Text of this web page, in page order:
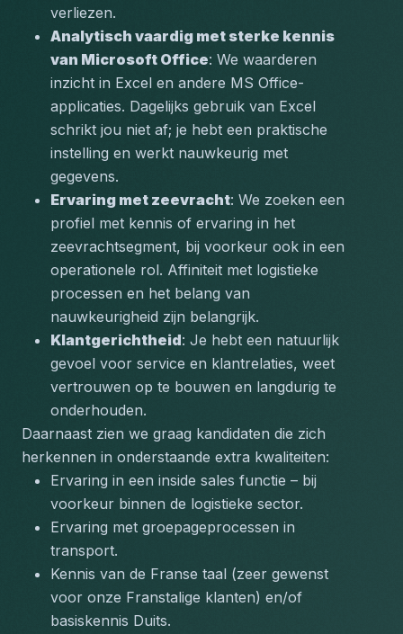
verliezen.
Analytisch vaardig met sterke kennis
van Microsoft Office: We waarderen
inzicht in Excel en andere MS Office-
applicaties. Dagelijks gebruik van Excel
schrikt jou niet af; je hebt een praktische
instelling en werkt nauwkeurig met
gegevens.
Ervaring met zeevracht: We zoeken een
profiel met kennis of ervaring in het
zeevrachtsegment, bij voorkeur ook in een
operationele rol. Affiniteit met logistieke
processen en het belang van
nauwkeurigheid zijn belangrijk.
Klantgerichtheid: Je hebt een natuurlijk
gevoel voor service en klantrelaties, weet
vertrouwen op te bouwen en langdurig te
onderhouden.
Daarnaast zien we graag kandidaten die zich
herkennen in onderstaande extra kwaliteiten:
Ervaring in een inside sales functie – bij
voorkeur binnen de logistieke sector.
Ervaring met groepageprocessen in
transport.
Kennis van de Franse taal (zeer gewenst
voor onze Franstalige klanten) en/of
basiskennis Duits.